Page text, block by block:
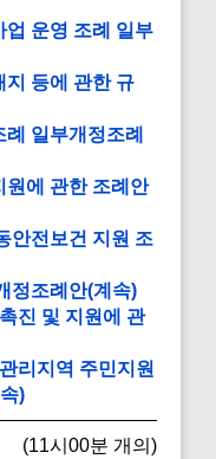
업 운영 조례 일부
지 등에 관한 규
일부개정조례
원에 관한 조례안
안전보건 지원 조
정조례안(계속)
진 및 지원에 관
리지역 주민지원
)
(11시00분 개의)